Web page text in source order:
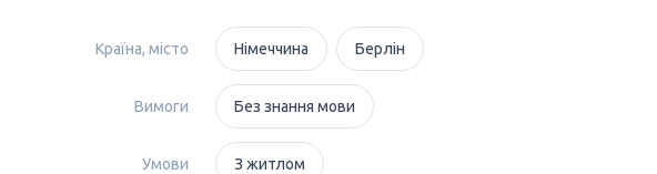
Країна, місто Німеччина Берлін
Вимоги Без знання мови
Умови З житлом